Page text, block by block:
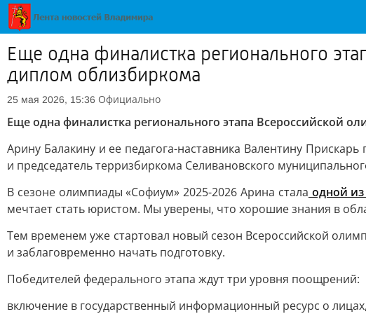
Еще одна финалистка регионального
диплом облизбиркома
25 мая 2026, 15:36 Официально
Еще одна финалистка регионального этапа Всероссийской
Арину Балакину и ее педагога-наставника Валентину
и председатель терризбиркома Селивановского
В сезоне олимпиады «Софиум» 2025-2026 Арина стала одной
мечтает стать юристом. Мы уверены, что хорошие знания в
Тем временем уже стартовал новый сезон Всероссийской
и заблаговременно начать подготовку.
Победителей федерального этапа ждут три уровня поощрений:
включение в государственный информационный ресурс о